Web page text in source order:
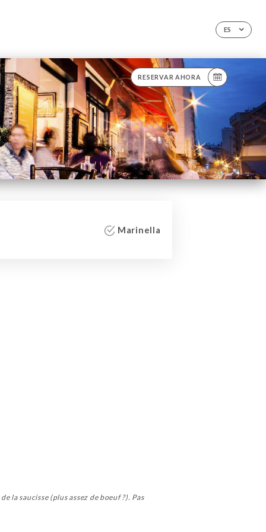
ES
RESERVAR AHORA
Marinella
la saucisse (plus assez de boeuf ?). Pas